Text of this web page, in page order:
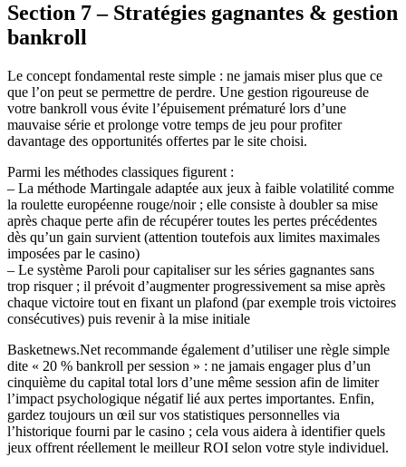
Section 7 – Stratégies gagnantes & gestion
bankroll
Le concept fondamental reste simple : ne jamais miser plus que ce
que l’on peut se permettre de perdre. Une gestion rigoureuse de
votre bankroll vous évite l’épuisement prématuré lors d’une
mauvaise série et prolonge votre temps de jeu pour profiter
davantage des opportunités offertes par le site choisi.
Parmi les méthodes classiques figurent :
– La méthode Martingale adaptée aux jeux à faible volatilité comme
la roulette européenne rouge/noir ; elle consiste à doubler sa mise
après chaque perte afin de récupérer toutes les pertes précédentes
dès qu’un gain survient (attention toutefois aux limites maximales
imposées par le casino)
– Le système Paroli pour capitaliser sur les séries gagnantes sans
trop risquer ; il prévoit d’augmenter progressivement sa mise après
chaque victoire tout en fixant un plafond (par exemple trois victoires
consécutives) puis revenir à la mise initiale
Basketnews.Net recommande également d’utiliser une règle simple
dite « 20 % bankroll per session » : ne jamais engager plus d’un
cinquième du capital total lors d’une même session afin de limiter
l’impact psychologique négatif lié aux pertes importantes. Enfin,
gardez toujours un œil sur vos statistiques personnelles via
l’historique fourni par le casino ; cela vous aidera à identifier quels
jeux offrent réellement le meilleur ROI selon votre style individuel.